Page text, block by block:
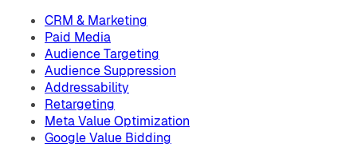
CRM & Marketing
Paid Media
Audience Targeting
Audience Suppression
Addressability
Retargeting
Meta Value Optimization
Google Value Bidding